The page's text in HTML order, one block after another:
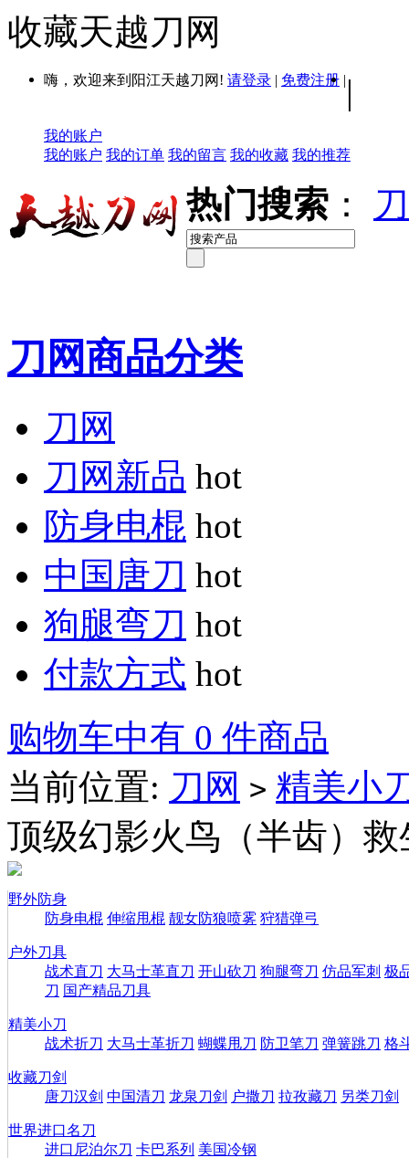
收藏天越刀网
嗨，欢迎来到阳江天越刀网! 请登录 | 免费注册 | |
我的账户
我的账户 我的订单 我的留言 我的收藏 我的推荐
热门搜索 ：
刀网商品分类
刀网
刀网新品 hot
防身电棍 hot
中国唐刀 hot
狗腿弯刀 hot
付款方式 hot
购物车中有 0 件商品
当前位置: 刀网 > 精美小
顶级幻影火鸟（半齿）救
野外防身
防身电棍 伸缩甩棍 靓女防狼喷雾 狩猎弹弓
户外刀具
战术直刀 大马士革直刀 开山砍刀 狗腿弯刀 仿品军刺 极
刀 国产精品刀具
精美小刀
战术折刀 大马士革折刀 蝴蝶甩刀 防卫笔刀 弹簧跳刀 格
收藏刀剑
唐刀汉剑 中国清刀 龙泉刀剑 户撒刀 拉孜藏刀 另类刀剑
世界进口名刀
进口尼泊尔刀 卡巴系列 美国冷钢